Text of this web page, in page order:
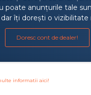
informatii aici!
poate anunțurile tale
îți dorești o vizibilitate
Doresc cont de dealer!